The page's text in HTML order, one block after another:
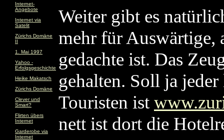
Internet-
Angebote
Internet via
Satelit
Zürichs Domäne
II
1. Mai 1997
Yahoo -
Erfolgsgeschichte
Heike Makatsch
Zürichs Domäne
Clever und
Smart?
Flirten übers
Internet
Garderobe via
Internet
Weiter gibt es
mehr für Auswärtige,
gedachte ist. Das
gehalten. Soll ja
Touristen ist
nett ist dort die